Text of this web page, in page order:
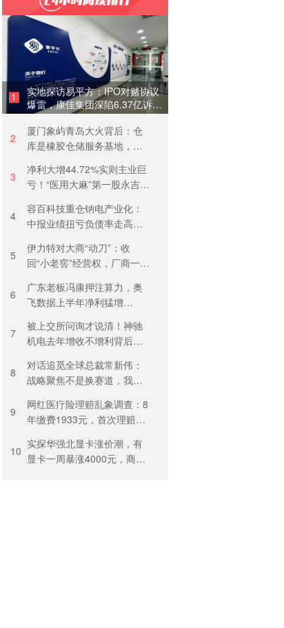
1
实地探访易平方：IPO对赌协议
爆雷，康佳集团深陷6.37亿诉讼
泥潭
2
厦门象屿青岛大火背后：仓
库是橡胶仓储服务基地，当
进行安全管理培训
3
净利大增44.72%实则主业巨
亏！“医用大麻”第一股永吉股
收益“保盈”
4
容百科技重仓钠电产业化：
中报业绩扭亏负债率走高，
5
伊力特对大商“动刀”：收
回“小老窖”经营权，厂商一体
6
广东老板冯康押注算力，奥
飞数据上半年净利猛增
元
7
被上交所问询才说清！神驰
机电去年增收不增利背后：
减
8
对话追觅全球总裁常新伟：
战略聚焦不是换赛道，我们
9
网红医疗险理赔乱象调查：8
年缴费1933元，首次理赔被
出”困住投保人
10
实探华强北显卡涨价潮，有
显卡一周暴涨4000元，商